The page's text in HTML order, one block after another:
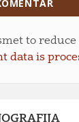
to reduce
data is